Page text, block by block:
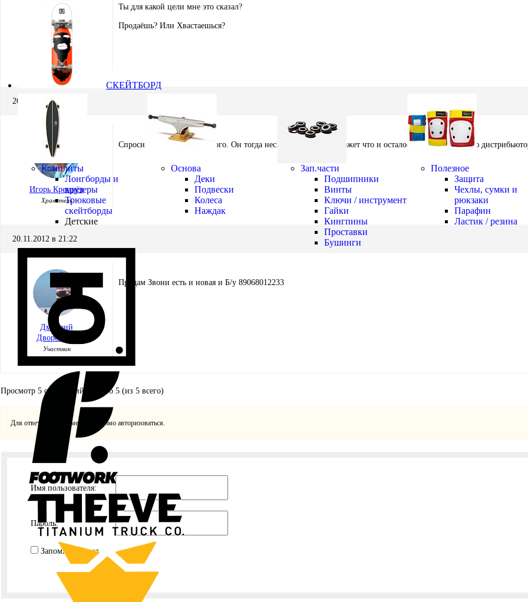
СКЕЙТБОРД
Комплиты
Лонгборды и
крузеры
Трюковые
скейтборды
Детские
Основа
Деки
Подвески
Колеса
Наждак
Зап.части
Подшипники
Винты
Ключи / инструмент
Гайки
Кингпины
Проставки
Бушинги
Полезное
Защита
Чехлы, сумки и
рюкзаки
Парафин
Ластик / резина
Олег Махов
Участник
Ты для какой цели мне это сказал?
Продаёшь? Или Хвастаешься?
20.11.2012 в 20:54
Игорь Кремнёв
Хранитель
Спроси у Димона Дворецкого. Он тогда несколько покупал. Может что и осталось. А вообще я знаю
20.11.2012 в 21:22
Дмитрий
Дворецкий
Участник
Продам Звони есть и новая и Б/у 89068012233
Просмотр 5 сообщений - с 1 по 5 (из 5 всего)
Для ответа в этой теме необходимо авторизоваться.
Имя пользователя:
Пароль:
Запомнить меня